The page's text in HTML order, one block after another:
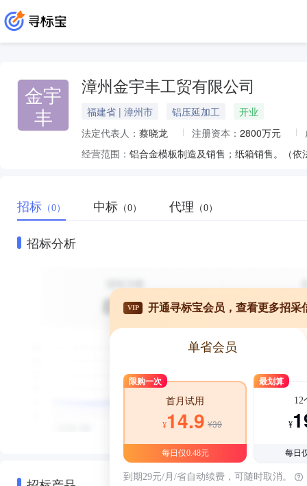
金宇
丰
漳州金宇丰工贸有限公司
福建省 | 漳州市 铝压延加工
开业
法定代表人： 蔡晓龙 注册资本： 2800万元
经营范围： 铝合金模板制造及销售；纸箱销售。（
招标 （0） 中标 （0） 代理 （0）
招标分析
VIP 开通寻标宝会员，查看更多招采
单省会员
限购一次
首月试用
¥14.9 ¥39
每日仅0.48元
最划算
12
¥
每日
到期29元/月/省自动续费，可随时取消。